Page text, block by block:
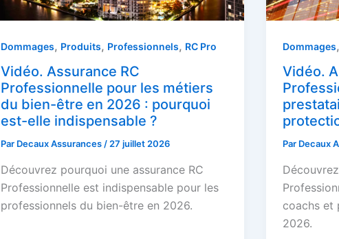
Dommages, Produits, Professionnels, RC Pro
Vidéo. Assurance RC
Professionnelle pour les métiers
du bien-être en 2026 : pourquoi
est-elle indispensable ?
Par Decaux Assurances/27 juillet 2026
Découvrez pourquoi une assurance RC
Professionnelle est indispensable pour les
professionnels du bien-être en 2026.
Dommages,
Vidéo.
Par Decaux
coachs et
2026.